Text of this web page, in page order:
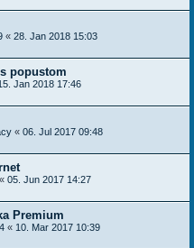
« 28. Jan 2018 15:03
popustom
Jan 2018 17:46
« 06. Jul 2017 09:48
« 05. Jun 2017 14:27
Premium
« 10. Mar 2017 10:39